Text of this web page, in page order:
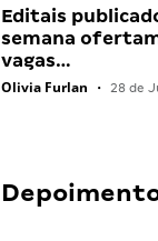
Editais
semana
vagas…
Olivia Furlan • 28 de